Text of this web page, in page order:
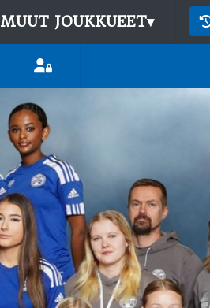
MUUT JOUKKUEET▾